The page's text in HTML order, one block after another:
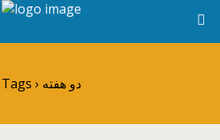
Tags › دو هفته